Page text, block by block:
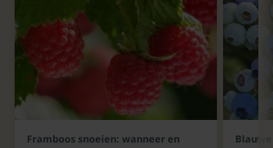
Framboos snoeien: wanneer en